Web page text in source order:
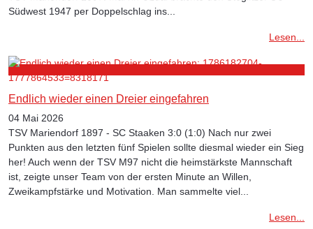
Südwest 1947 per Doppelschlag ins...
Lesen...
Endlich wieder einen Dreier eingefahren
04 Mai 2026
TSV Mariendorf 1897 - SC Staaken 3:0 (1:0) Nach nur zwei
Punkten aus den letzten fünf Spielen sollte diesmal wieder ein Sieg
her! Auch wenn der TSV M97 nicht die heimstärkste Mannschaft
ist, zeigte unser Team von der ersten Minute an Willen,
Zweikampfstärke und Motivation. Man sammelte viel...
Lesen...